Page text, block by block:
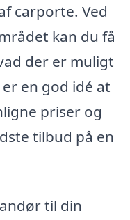
carporte. Ved
kan du få
der er muligt
en god idé at
priser og
tilbud på en
til din